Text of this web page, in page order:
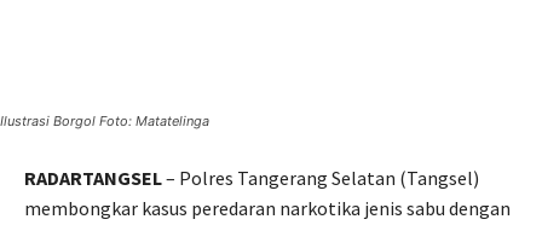
Ilustrasi Borgol Foto: Matatelinga
RADARTANGSEL– Polres Tangerang Selatan (Tangsel)
membongkar kasus peredaran narkotika jenis sabu dengan